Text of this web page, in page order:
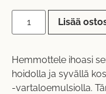
Lisää
Hemmottele ihoasi
hoidolla ja syvällä
-vartaloemulsiolla.